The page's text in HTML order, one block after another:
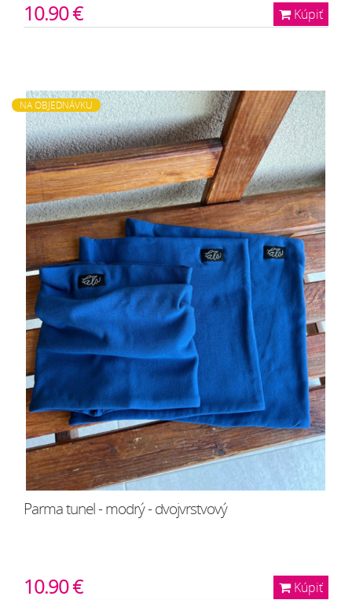
Kúpiť
10.90 €
NA OBJEDNÁVKU
Parma tunel - modrý - dvojvrstvový
Kúpiť
10.90 €